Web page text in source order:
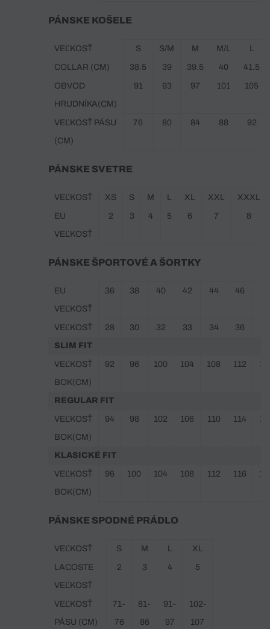
PÁNSKE KOŠELE
VEĽKOSŤ S S/M M M/L L
COLLAR (CM) 38.5 39 39.5 40 41.5
OBVOD
HRUDNÍKA(CM)
91 93 97 101 105
VEĽKOSŤ PÁSU
(CM)
76 80 84 88 92
PÁNSKE SVETRE
VEĽKOSŤ XS S M L XL XXL XXXL
EU
VEĽKOSŤ
2 3 4 5 6 7 8
PÁNSKE ŠPORTOVÉ A ŠORTKY
EU
VEĽKOSŤ
36 38 40 42 44 46
VEĽKOSŤ 28 30 32 33 34 36
SLIM FIT
VEĽKOSŤ
BOK(CM)
92 96 100 104 108 112
REGULAR FIT
VEĽKOSŤ
BOK(CM)
94 98 102 106 110 114
KLASICKÉ FIT
VEĽKOSŤ
BOK(CM)
96 100 104 108 112 116
PÁNSKE SPODNÉ PRÁDLO
VEĽKOSŤ S M L XL
LACOSTE
VEĽKOSŤ
2 3 4 5
VEĽKOSŤ
PÁSU (CM)
71-
76
81-
86
91-
97
102-
107